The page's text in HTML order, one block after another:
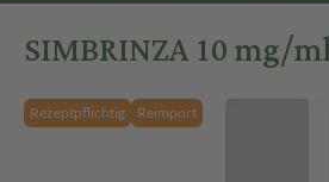
SIMBRINZA 10 mg/
Rezeptpflichtig Reimport